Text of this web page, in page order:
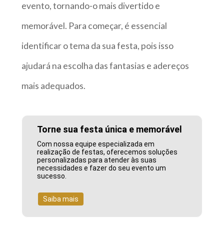
evento, tornando-o mais divertido e
memorável. Para começar, é essencial
identificar o tema da sua festa, pois isso
ajudará na escolha das fantasias e adereços
mais adequados.
Torne sua festa única e memorável
Com nossa equipe especializada em
realização de festas, oferecemos soluções
personalizadas para atender às suas
necessidades e fazer do seu evento um
sucesso.
Saiba mais